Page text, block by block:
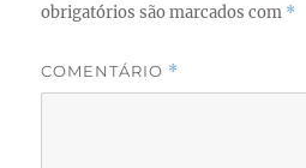
obrigatórios são marcados com *
COMENTÁRIO *